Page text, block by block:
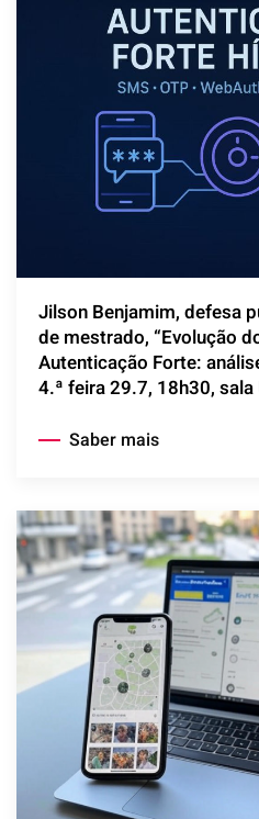
Jilson Benjamim, defesa
de mestrado, “Evolução
Autenticação Forte:
4.ª feira 29.7, 18h30, sala
Saber mais